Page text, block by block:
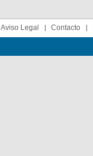
Aviso Legal Contacto